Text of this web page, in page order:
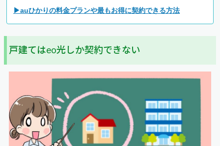
▶auひかりの料金プランや最もお得に契約できる方法
戸建てはeo光しか契約できない